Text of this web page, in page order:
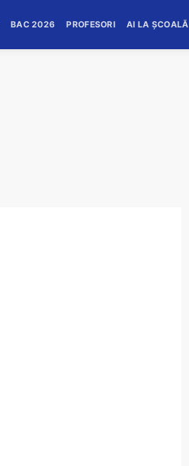
BAC 2026 PROFESORI AI LA ȘCOALĂ